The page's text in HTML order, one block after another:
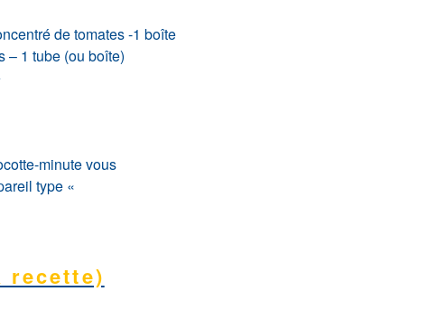
de tomates -1 boîte
– 1 tube (ou boîte)
minute vous
type «
recette)